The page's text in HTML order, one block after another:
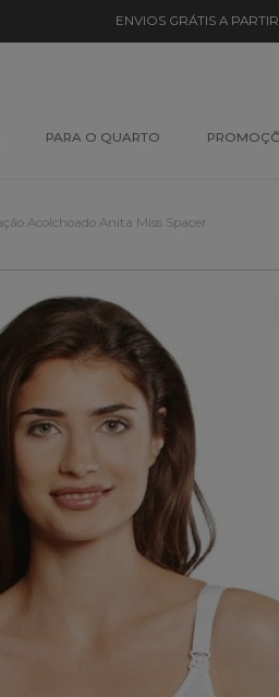
ENVIOS GRÁTIS A
PARA O QUARTO
Acolchoado Anita Miss Spacer